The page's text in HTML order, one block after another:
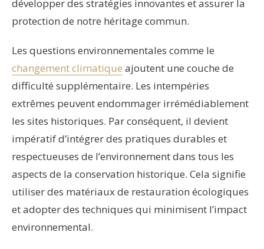
développer des stratégies innovantes et assurer la
protection de notre héritage commun.
Les questions environnementales comme le
changement climatique ajoutent une couche de
difficulté supplémentaire. Les intempéries
extrêmes peuvent endommager irrémédiablement
les sites historiques. Par conséquent, il devient
impératif d’intégrer des pratiques durables et
respectueuses de l’environnement dans tous les
aspects de la conservation historique. Cela signifie
utiliser des matériaux de restauration écologiques
et adopter des techniques qui minimisent l’impact
environnemental.